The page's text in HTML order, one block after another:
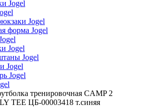
Jogel
Jogel
форма Jogel
Jogel
Jogel
Jogel
Jogel
тренировочная CAMP 2
TEE ЦБ-00003418 т.синяя